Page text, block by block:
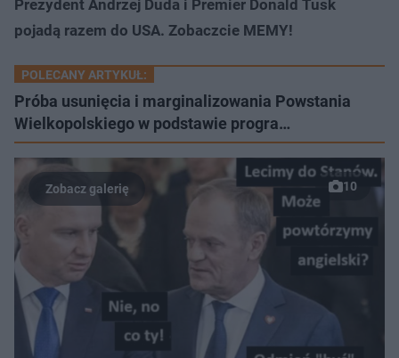
Prezydent Andrzej Duda i Premier Donald Tusk
pojadą razem do USA. Zobaczcie MEMY!
POLECANY ARTYKUŁ:
Próba usunięcia i marginalizowania Powstania
Wielkopolskiego w podstawie progra…
10